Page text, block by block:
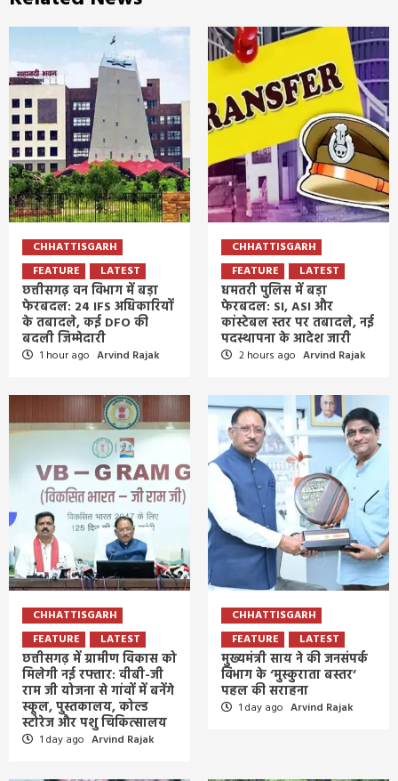
CHHATTISGARH
FEATURE
LATEST
छत्तीसगढ़ वन विभाग में बड़ा
फेरबदल: 24 IFS अधिकारियों
के तबादले, कई DFO की
बदली जिम्मेदारी
1 hour ago Arvind Rajak
CHHATTISGARH
FEATURE
LATEST
धमतरी पुलिस में बड़ा
फेरबदल: SI, ASI और
कांस्टेबल स्तर पर तबादले, नई
पदस्थापना के आदेश जारी
2 hours ago Arvind Rajak
CHHATTISGARH
FEATURE
LATEST
छत्तीसगढ़ में ग्रामीण विकास को
मिलेगी नई रफ्तार: वीबी-जी
राम जी योजना से गांवों में बनेंगे
स्कूल, पुस्तकालय, कोल्ड
स्टोरेज और पशु चिकित्सालय
1 day ago Arvind Rajak
CHHATTISGARH
FEATURE
LATEST
मुख्यमंत्री साय ने की जनसंपर्क
विभाग के ‘मुस्कुराता बस्तर’
पहल की सराहना
1 day ago Arvind Rajak